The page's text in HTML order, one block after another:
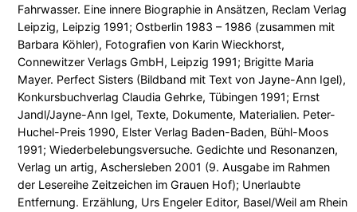
Fahrwasser. Eine innere Biographie in Ansätzen, Reclam Verlag
Leipzig, Leipzig 1991; Ostberlin 1983 – 1986 (zusammen mit
Barbara Köhler), Fotografien von Karin Wieckhorst,
Connewitzer Verlags GmbH, Leipzig 1991; Brigitte Maria
Mayer. Perfect Sisters (Bildband mit Text von Jayne-Ann Igel),
Konkursbuchverlag Claudia Gehrke, Tübingen 1991; Ernst
Jandl/Jayne-Ann Igel, Texte, Dokumente, Materialien. Peter-
Huchel-Preis 1990, Elster Verlag Baden-Baden, Bühl-Moos
1991; Wiederbelebungsversuche. Gedichte und Resonanzen,
Verlag un artig, Aschersleben 2001 (9. Ausgabe im Rahmen
der Lesereihe Zeitzeichen im Grauen Hof); Unerlaubte
Entfernung. Erzählung, Urs Engeler Editor, Basel/Weil am Rhein